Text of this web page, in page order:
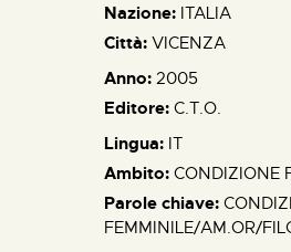
Nazione: ITALIA
Città: VICENZA
Anno: 2005
Editore: C.T.O.
Lingua: IT
Ambito: CONDIZIONE
Parole chiave:
FEMMINILE/AM.OR/